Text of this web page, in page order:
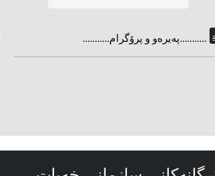
...........په‌یره‌و و پرۆگرام...........